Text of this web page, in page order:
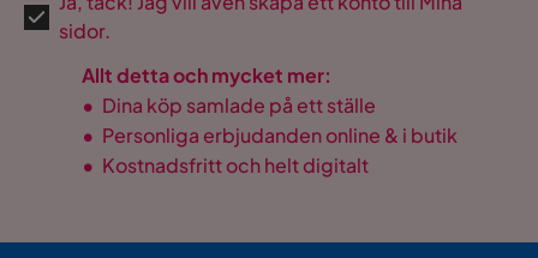
sidor.
Allt detta och mycket mer:
• Dina köp samlade på ett ställe
• Personliga erbjudanden online & i butik
• Kostnadsfritt och helt digitalt